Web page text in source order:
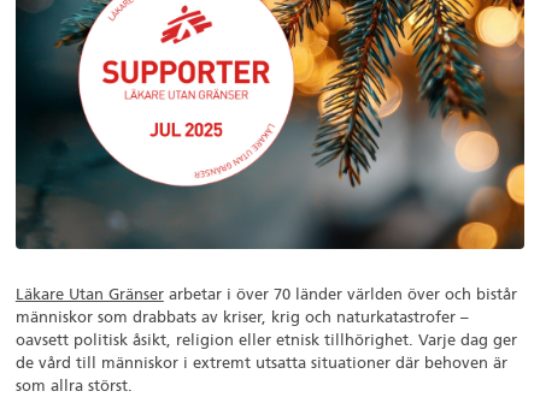
Läkare Utan Gränserarbetar i över 70 länder världen över och bistår
människor som drabbats av kriser, krig och naturkatastrofer –
oavsett politisk åsikt, religion eller etnisk tillhörighet. Varje dag ger
de vård till människor i extremt utsatta situationer där behoven är
som allra störst.